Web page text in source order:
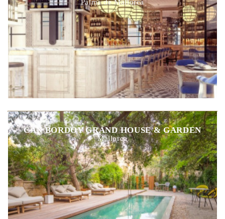
Palma de Mallorca
CAN BORDOY GRAND HOUSE & GARDEN
Mallorca